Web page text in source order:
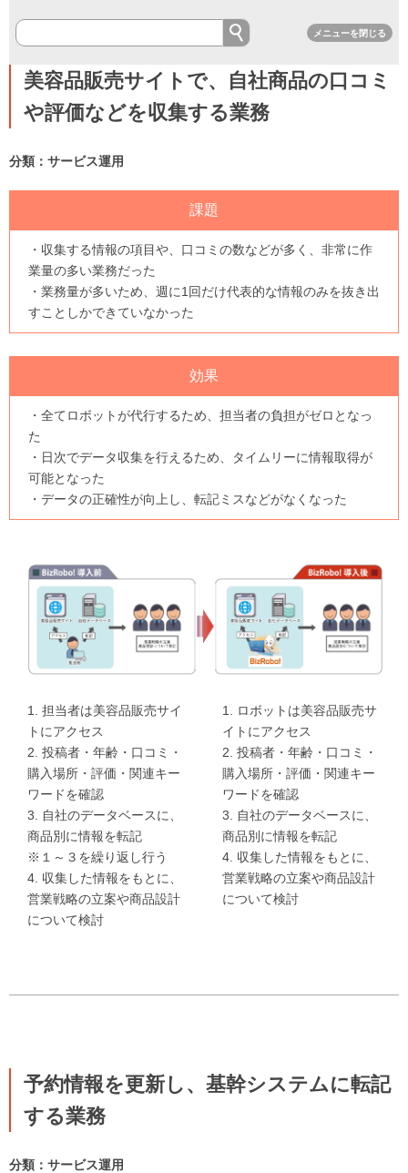
メニューを閉じる
美容品販売サイトで、自社商品の口コミ
や評価などを収集する業務
分類：サービス運用
課題
・収集する情報の項目や、口コミの数などが多く、非常に作
業量の多い業務だった
・業務量が多いため、週に1回だけ代表的な情報のみを抜き出
すことしかできていなかった
効果
・全てロボットが代行するため、担当者の負担がゼロとなっ
た
・日次でデータ収集を行えるため、タイムリーに情報取得が
可能となった
・データの正確性が向上し、転記ミスなどがなくなった
1. 担当者は美容品販売サイ
トにアクセス
2. 投稿者・年齢・口コミ・
購入場所・評価・関連キー
ワードを確認
3. 自社のデータベースに、
商品別に情報を転記
※１～３を繰り返し行う
4. 収集した情報をもとに、
営業戦略の立案や商品設計
について検討
1. ロボットは美容品販売サ
イトにアクセス
2. 投稿者・年齢・口コミ・
購入場所・評価・関連キー
ワードを確認
3. 自社のデータベースに、
商品別に情報を転記
4. 収集した情報をもとに、
営業戦略の立案や商品設計
について検討
予約情報を更新し、基幹システムに転記
する業務
分類：サービス運用